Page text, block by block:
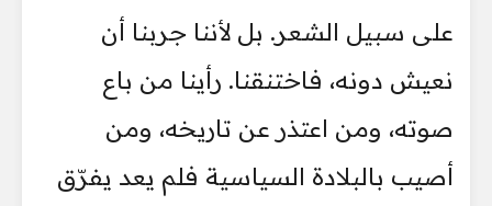
على سبيل الشعر. بل لأننا جربنا أن
نعيش دونه، فاختنقنا. رأينا من باع
صوته، ومن اعتذر عن تاريخه، ومن
أصيب بالبلادة السياسية فلم يعد يفرّق